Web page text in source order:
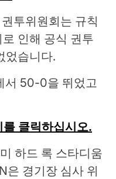
투위원회는 규칙
인해 공식 권투
었습니다.
서 50-0을 뛰었고
클릭하십시오.
하드 록 스타디움
은 경기장 심사 위